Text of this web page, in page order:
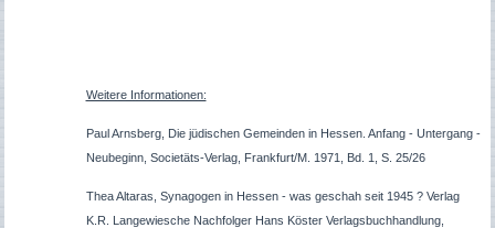
Weitere Informationen:
Paul Arnsberg, Die jüdischen Gemeinden in Hessen. Anfang - Untergang -
Neubeginn, Societäts-Verlag, Frankfurt/M. 1971, Bd. 1, S. 25/26
Thea Altaras, Synagogen in Hessen - was geschah seit 1945 ? Verlag
K.R. Langewiesche Nachfolger Hans Köster Verlagsbuchhandlung,